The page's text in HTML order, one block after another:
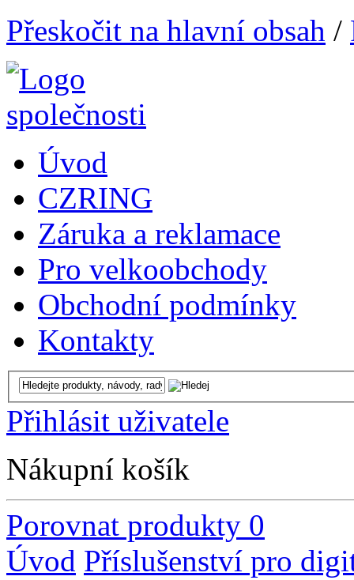
Přeskočit na hlavní obsah /
Úvod
CZRING
Záruka a reklamace
Pro velkoobchody
Obchodní podmínky
Kontakty
Přihlásit uživatele
Nákupní košík
Porovnat produkty 0
Úvod Příslušenství pro